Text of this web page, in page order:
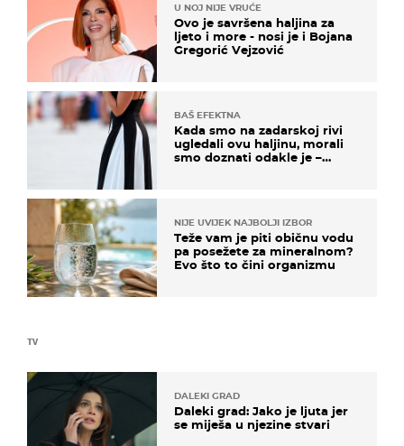
TV
DALEKI GRAD
Daleki grad: Jako je ljuta jer
se miješa u njezine stvari
U NOJ NIJE VRUĆE
Ovo je savršena haljina za
ljeto i more - nosi je i Bojana
Gregorić Vejzović
BAŠ EFEKTNA
Kada smo na zadarskoj rivi
ugledali ovu haljinu, morali
smo doznati odakle je –
NIJE UVIJEK NAJBOLJI IZBOR
Teže vam je piti običnu vodu
pa posežete za mineralnom?
Evo što to čini organizmu